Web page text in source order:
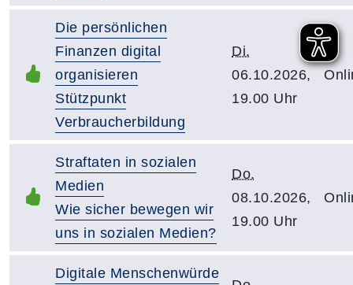
Die persönlichen
Finanzen digital
organisieren
Stützpunkt
Verbraucherbildung
Di.
06.10.2026,
19.00 Uhr
Straftaten in sozialen
Medien
Wie sicher bewegen wir
uns in sozialen Medien?
Do.
08.10.2026,
19.00 Uhr
Digitale Menschenwürde